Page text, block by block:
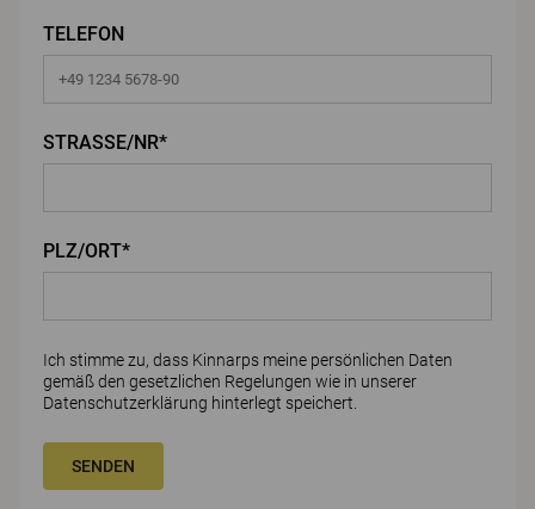
TELEFON
STRASSE/NR*
PLZ/ORT*
Ich stimme zu, dass Kinnarps meine persönlichen Daten
gemäß den gesetzlichen Regelungen wie in unserer
Datenschutzerklärung hinterlegt speichert.
SENDEN